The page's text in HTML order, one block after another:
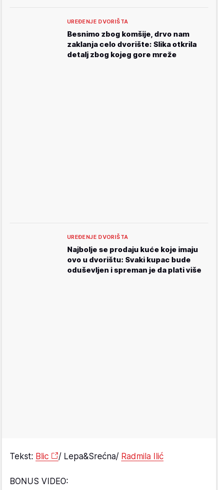
UREĐENJE DVORIŠTA
Besnimo zbog komšije, drvo nam
zaklanja celo dvorište: Slika otkrila
detalj zbog kojeg gore mreže
UREĐENJE DVORIŠTA
Najbolje se prodaju kuće koje imaju
ovo u dvorištu: Svaki kupac bude
oduševljen i spreman je da plati više
Tekst: Blic / Lepa&Srećna/ Radmila Ilić
BONUS VIDEO: